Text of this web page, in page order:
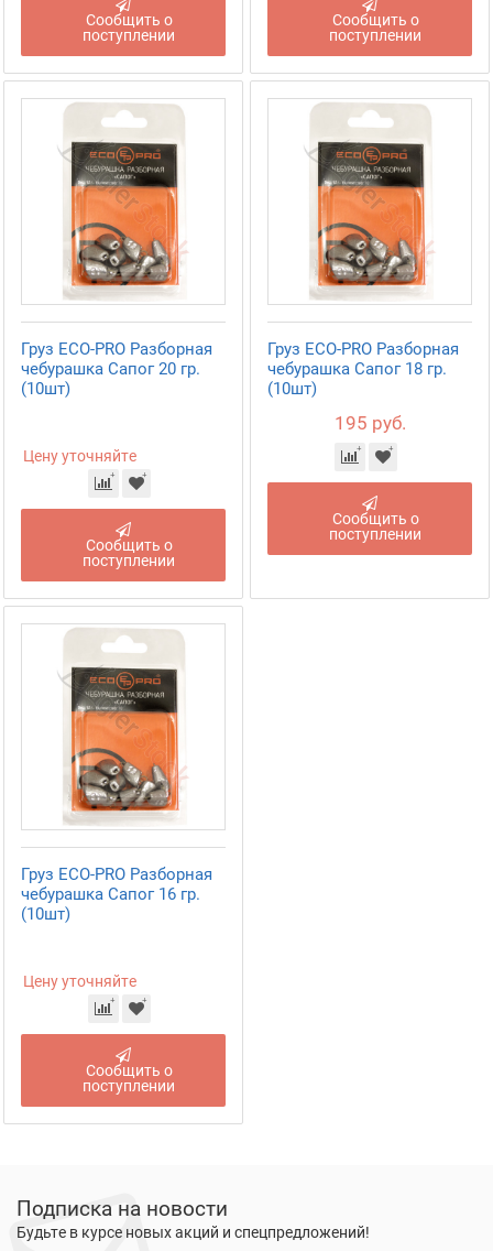
Сообщить о
поступлении
Сообщить о
поступлении
Груз ECO-PRO Разборная
чебурашка Сапог 20 гр.
(10шт)
Цену уточняйте
Сообщить о
поступлении
Груз ECO-PRO Разборная
чебурашка Сапог 18 гр.
(10шт)
195 руб.
Сообщить о
поступлении
Груз ECO-PRO Разборная
чебурашка Сапог 16 гр.
(10шт)
Цену уточняйте
Сообщить о
поступлении
Подписка на новости
Будьте в курсе новых акций и спецпредложений!